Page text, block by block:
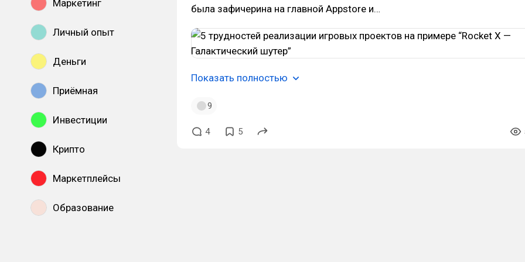
Маркетинг
Личный опыт
Деньги
Приёмная
Инвестиции
Крипто
Маркетплейсы
Образование
была зафичерина на главной Appstore и…
Показать полностью
9
4 5